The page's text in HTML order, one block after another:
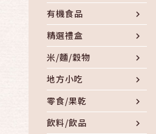
有機食品
精選禮盒
米/麵/穀物
地方小吃
零食/果乾
飲料/飲品